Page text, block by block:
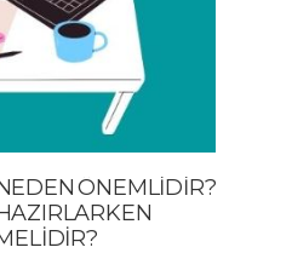
ÖNEMLİDİR?